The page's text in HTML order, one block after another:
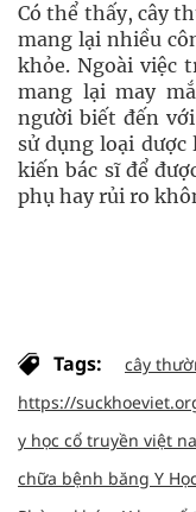
Có thể thấy, cây
mang lại nhiều
khỏe. Ngoài việc
mang lại may
người biết đến
sử dụng loại
kiến bác sĩ để
phụ hay rủi ro
Tags: cây
https://
y học cổ truyền việt
chữa bệnh băng Y